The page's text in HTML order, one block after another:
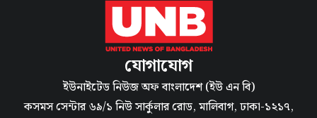
যোগাযোগ
ইউনাইটেড নিউজ অফ বাংলাদেশ (ইউ এন বি)
কসমস সেন্টার ৬৯/১ নিউ সার্কুলার রোড, মালিবাগ, ঢাকা-১২১৭,